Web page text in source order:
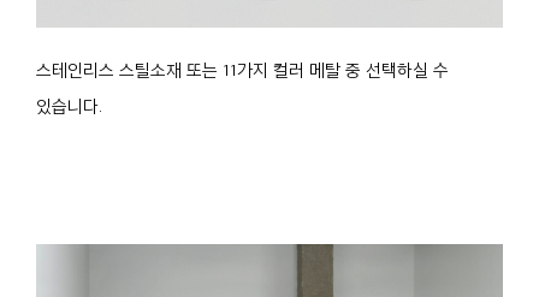
스테인리스 스틸소재 또는 11가지 컬러 메탈 중 선택하실 수
있습니다.